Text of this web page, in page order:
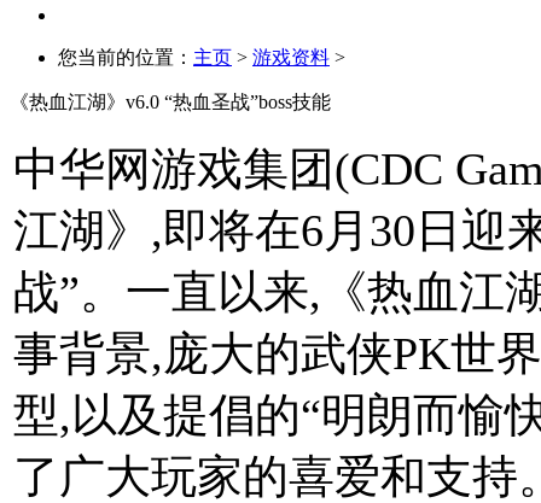
您当前的位置： 主页 > 游戏资料 >
《热血江湖》v6.0 “热血圣战”boss技能
中华网游戏集团(CDC
江湖》,即将在6月30日迎
战”。一直以来,《热血江
事背景,庞大的武侠PK世
型,以及提倡的“明朗而愉
了广大玩家的喜爱和支持